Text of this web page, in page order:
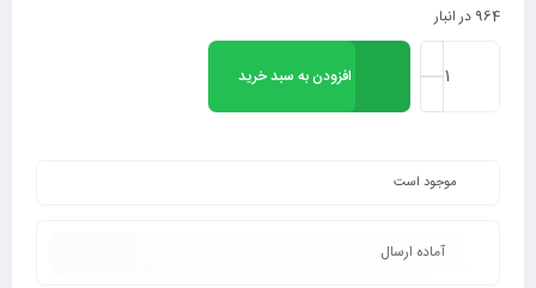
موجود است
آماده ارسال
964 در انبار
افزودن به سبد خرید